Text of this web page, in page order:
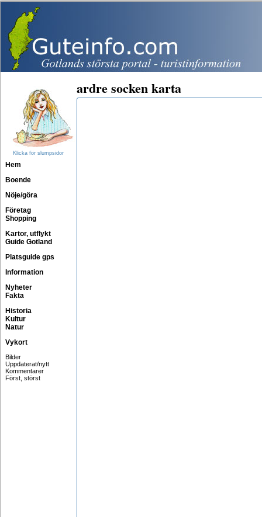
Klicka för slumpsidor
Hem
Boende
Nöje/göra
Företag
Shopping
Kartor, utflykt
Guide Gotland
Platsguide gps
Information
Nyheter
Fakta
Historia
Kultur
Natur
Vykort
Bilder
Uppdaterat/nytt
Kommentarer
Först, störst
ardre socken karta